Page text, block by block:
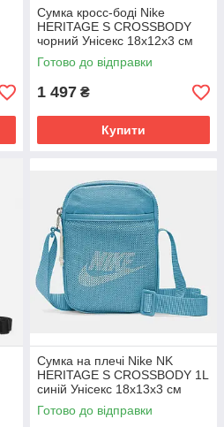
Сумка кросс-боді Nike
HERITAGE S CROSSBODY
чорний Унісекс 18х12х3 см
BA5871-010
Готово до відправки
1 497 ₴
Купити
Сумка на плечі Nike NK
HERITAGE S CROSSBODY 1L
синій Унісекс 18x13x3 см
BA5871-407
Готово до відправки